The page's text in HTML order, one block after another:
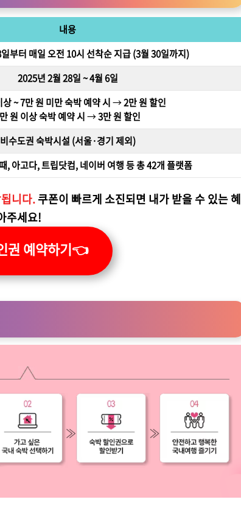
내용
부터 매일 오전 10시선착순 지급 (3월 30일까지)
2025년 2월 28일 ~ 4월 6일
~ 7만 원 미만 숙박 예약 시→2만 원 할인
원 이상 숙박 예약 시→3만 원 할인
비수도권 숙박시설 (서울·경기 제외)
, 아고다, 트립닷컴, 네이버 여행 등 총 42개 플랫폼
니다.쿠폰이 빠르게 소진되면 내가 받을 수 있는 혜
주세요!
권 예약하기👈